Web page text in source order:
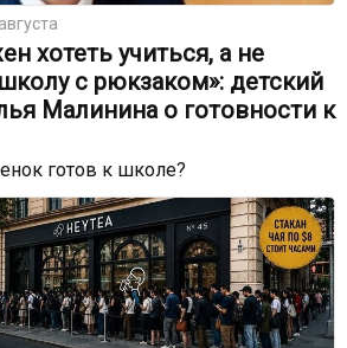
хотеть учиться, а не
с рюкзаком»: детский
Малинина о готовности к
готов к школе?